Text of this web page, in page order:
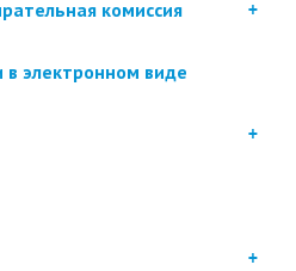
комиссия
в электронном виде